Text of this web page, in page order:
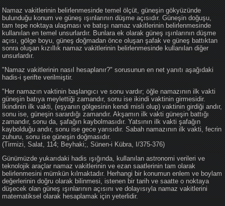
Namaz vakitlerinin belirlenmesinde temel ölçüt, güneşin gökyüzünde
bulunduğu konum ve güneş ışınlarının düşme açısıdır. Güneşin doğuşu,
tam tepe noktaya ulaşması ve batışı namaz vakitlerinin belirlenmesinde
kullanılan en temel unsurlardır. Bunlara ek olarak güneş ışınlarının düşme
açısı, gölge boyu, güneş doğmadan önce oluşan şafak ve güneş battıktan
sonra oluşan kızıllık namaz vakitlerinin belirlenmesinde kullanılan diğer
unsurlardır.
"Namaz vakitlerinin nasıl hesaplanır?" sorusunun en net yanıtı aşağıdaki
hadis-i şerifte verilmiştir.
"Her namazın vaktinin başlangıcı ve sonu vardır; öğle namazının ilk vakti
güneşin batıya meylettiği zamandır, sonu ise ikindi vaktinin girmesidir.
İkindinin ilk vakti, (eşyanın gölgesinin kendi misli olup) vaktinin girdiği andır,
sonu ise, güneşin sarardığı zamandır. Akşamın ilk vakti güneşin battığı
zamandır, sonu da, şafağın kaybolmasıdır. Yatsının ilk vakti şafağın
kaybolduğu andır, sonu ise gece yarısıdır. Sabah namazının ilk vakti, fecrin
zuhuru, sonu ise güneşin doğmasıdır.
(Tirmizi, Salat, 114; Beyhaki;, Sünen-i Kübra, I/375-376)
Günümüzde yukarıdaki hadis ışığında, kullanılan astronomi verileri ve
teknolojik araçlar namaz vakitlerinin ve ezan saatlerinin tam olarak
belirlenmesini mümkün kılmaktadır. Herhangi bir konumun enlem ve boylam
değerlerinin doğru olarak bilinmesi, istenen bir tarih ve saatte o noktaya
düşecek olan güneş ışınlarının açısını ve dolayısıyla namaz vakitlerini
matematiksel olarak hesaplamak için yeterlidir.